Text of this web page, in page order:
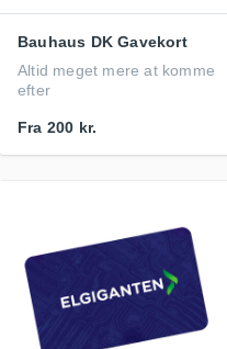
Bauhaus DK Gavekort
Altid meget mere at komme
efter
Fra 200 kr.